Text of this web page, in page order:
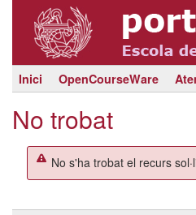
Inici OpenCourseWare
No trobat
No s'ha trobat el recurs